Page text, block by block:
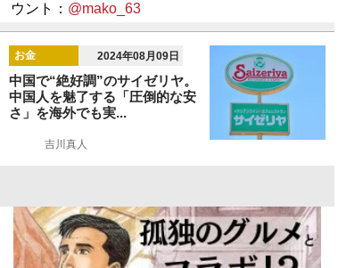
ウント： @mako_63
お金 2024年08月09日
中国で“絶好調”のサイゼリヤ。
中国人を魅了する「圧倒的な安
さ」を海外でも実...
吉川真人